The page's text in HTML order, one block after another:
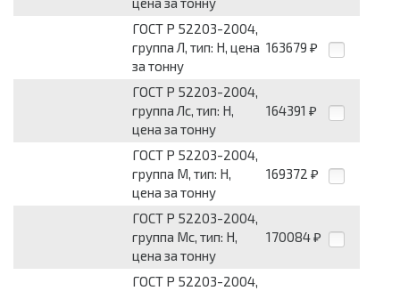
ГОСТ Р 52203-2004,
группа Л, тип: Н, цена
за тонну
163679 ₽
ГОСТ Р 52203-2004,
группа Лс, тип: Н,
цена за тонну
164391 ₽
ГОСТ Р 52203-2004,
группа М, тип: Н,
цена за тонну
169372 ₽
ГОСТ Р 52203-2004,
группа Мс, тип: Н,
цена за тонну
170084 ₽
ГОСТ Р 52203-2004,